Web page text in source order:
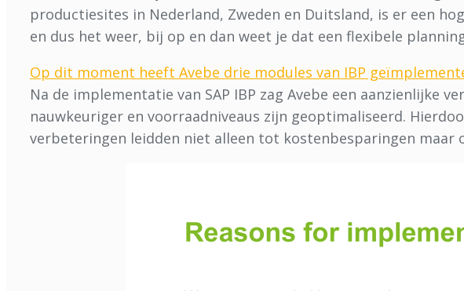
productiesites in Nederland, Zweden en Duitsland, is er een
en dus het weer, bij op en dan weet je dat een flexibele
Op dit moment heeft Avebe drie modules van IBP
Na de implementatie van SAP IBP zag Avebe een aanzienlijke
nauwkeuriger en voorraadniveaus zijn geoptimaliseerd.
verbeteringen leidden niet alleen tot kostenbesparingen